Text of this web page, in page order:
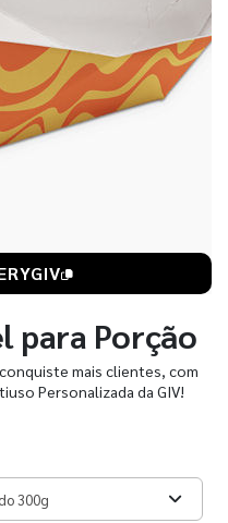
para Porção
mais clientes, com
Personalizada da GIV!